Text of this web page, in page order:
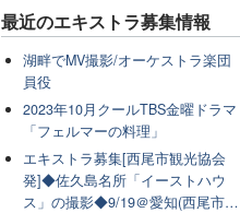
最近のエキストラ募集情報
湖畔でMV撮影/オーケストラ楽団
員役
2023年10月クールTBS金曜ドラマ
「フェルマーの料理」
エキストラ募集[西尾市観光協会
発]◆佐久島名所「イーストハウ
ス」の撮影◆9/19＠愛知(西尾市…